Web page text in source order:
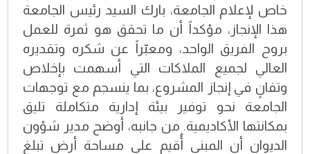
خاص لإعلام الجامعة، بارك السيد رئيس الجامعة
هذا الإنجاز، مؤكداً أن ما تحقق هو ثمرة للعمل
بروح الفريق الواحد، ومعبّراً عن شكره وتقديره
العالي لجميع الملاكات التي أسهمت بإخلاص
وتفانٍ في إنجاز المشروع، بما ينسجم مع توجهات
الجامعة نحو توفير بيئة إدارية متكاملة تليق
بمكانتها الأكاديمية. من جانبه، أوضح مدير شؤون
الديوان أن المبنى أُقيم على مساحة أرض تبلغ